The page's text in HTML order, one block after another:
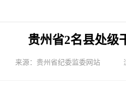
贵州省2名县处级
来源：贵州省纪委监委网站